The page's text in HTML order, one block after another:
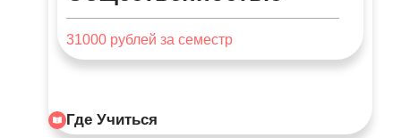
31000 рублей за семестр
Где Учиться